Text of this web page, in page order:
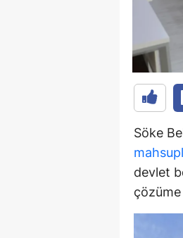
Söke
devlet